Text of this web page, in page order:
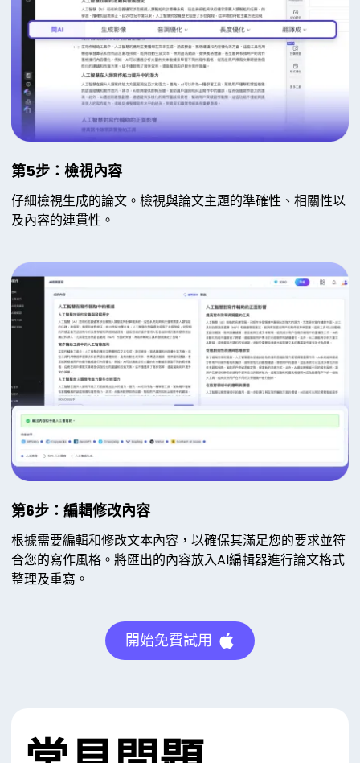
第5步：檢視內容
仔細檢視生成的論文。檢視與論文主題的準確性、相關性以
及內容的連貫性。
第6步：編輯修改內容
根據需要編輯和修改文本內容，以確保其滿足您的要求並符
合您的寫作風格。將匯出的內容放入AI編輯器進行論文格式
整理及重寫。
開始免費試用